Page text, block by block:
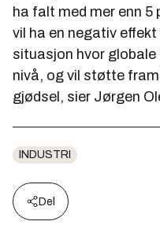
ha falt med mer enn
vil ha en negativ
situasjon hvor
nivå, og vil støtte
gjødsel, sier Jørgen
INDUSTRI
Del